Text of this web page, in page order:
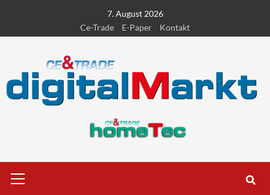
content
7. August 2026
Ce-Trade
E-Paper Kontakt
Menu